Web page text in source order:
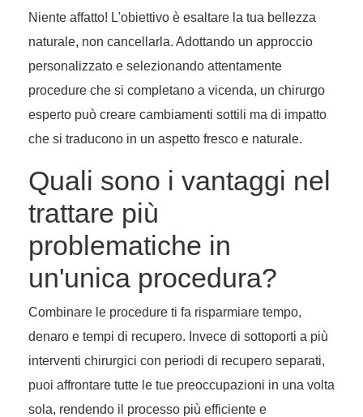
Niente affatto! L'obiettivo è esaltare la tua bellezza
naturale, non cancellarla. Adottando un approccio
personalizzato e selezionando attentamente
procedure che si completano a vicenda, un chirurgo
esperto può creare cambiamenti sottili ma di impatto
che si traducono in un aspetto fresco e naturale.
Quali sono i vantaggi nel
trattare più
problematiche in
un'unica procedura?
Combinare le procedure ti fa risparmiare tempo,
denaro e tempi di recupero. Invece di sottoporti a più
interventi chirurgici con periodi di recupero separati,
puoi affrontare tutte le tue preoccupazioni in una volta
sola, rendendo il processo più efficiente e